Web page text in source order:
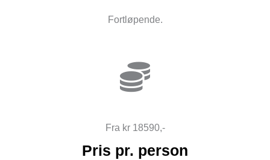
Fortløpende.
Fra kr 18590,-
Pris pr. person